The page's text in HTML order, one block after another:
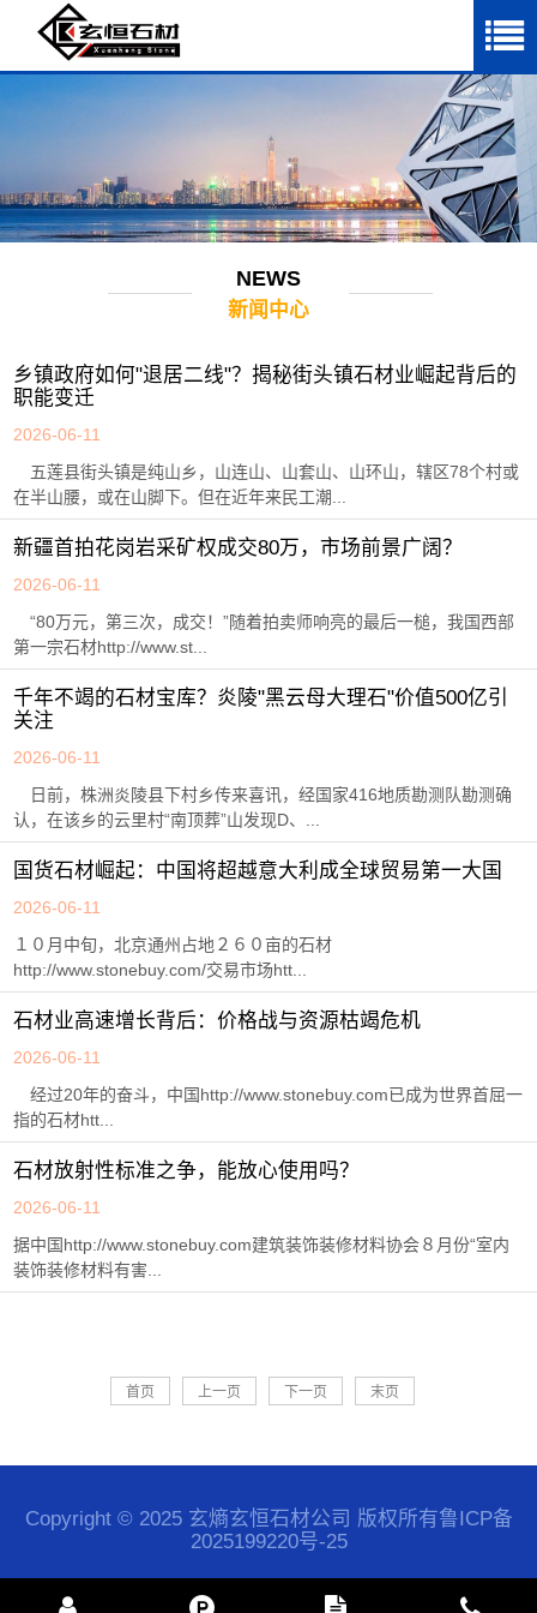
NEWS
新闻中心
乡镇政府如何"退居二线"？揭秘街头镇石材业崛起背后的
职能变迁
2026-06-11
五莲县街头镇是纯山乡，山连山、山套山、山环山，辖区78个村或
在半山腰，或在山脚下。但在近年来民工潮...
新疆首拍花岗岩采矿权成交80万，市场前景广阔？
2026-06-11
“80万元，第三次，成交！”随着拍卖师响亮的最后一槌，我国西部
第一宗石材http://www.st...
千年不竭的石材宝库？炎陵"黑云母大理石"价值500亿引
关注
2026-06-11
日前，株洲炎陵县下村乡传来喜讯，经国家416地质勘测队勘测确
认，在该乡的云里村“南顶葬”山发现D、...
国货石材崛起：中国将超越意大利成全球贸易第一大国
2026-06-11
１０月中旬，北京通州占地２６０亩的石材
http://www.stonebuy.com/交易市场htt...
石材业高速增长背后：价格战与资源枯竭危机
2026-06-11
经过20年的奋斗，中国http://www.stonebuy.com已成为世界首屈一
指的石材htt...
石材放射性标准之争，能放心使用吗？
2026-06-11
据中国http://www.stonebuy.com建筑装饰装修材料协会８月份“室内
装饰装修材料有害...
首页 上一页 下一页 末页
Copyright © 2025 玄熵玄恒石材公司 版权所有鲁ICP备
2025199220号-25